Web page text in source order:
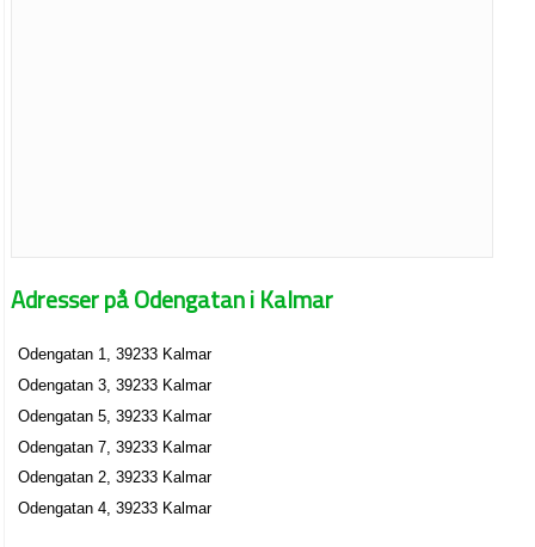
Adresser på Odengatan i Kalmar
Odengatan 1, 39233 Kalmar
Odengatan 3, 39233 Kalmar
Odengatan 5, 39233 Kalmar
Odengatan 7, 39233 Kalmar
Odengatan 2, 39233 Kalmar
Odengatan 4, 39233 Kalmar